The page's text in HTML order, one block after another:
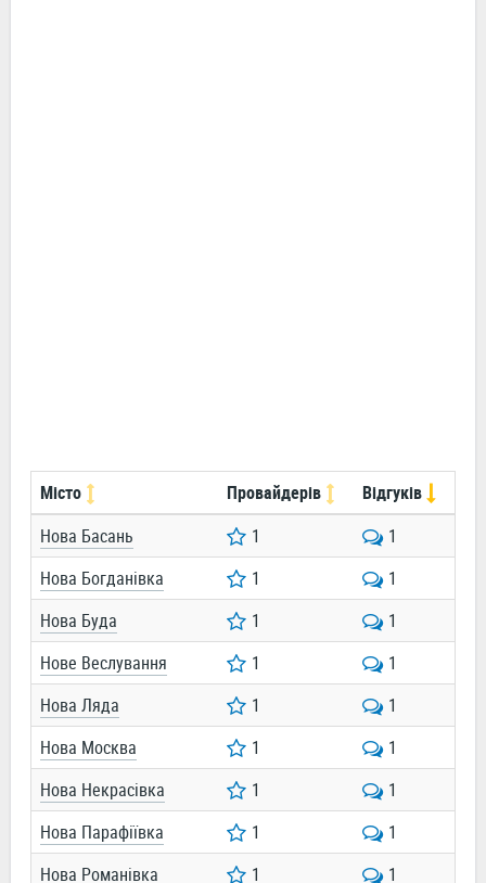
Місто Провайдерів
Відгуків
Нова Басань
1
1
Нова Богданівка
1
1
Нова Буда
1
1
Нове Веслування
1
1
Нова Ляда
1
1
Нова Москва
1
1
Нова Некрасівка
1
1
Нова Парафіївка
1
1
Нова Романівка
1 1